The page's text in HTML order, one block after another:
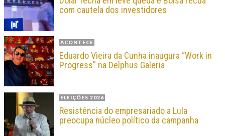
com cautela dos investidores
ACONTECE
Eduardo Vieira da Cunha inaugura “Work in
Progress” na Delphus Galeria
ELEIÇÕES 2026
Resistência do empresariado a Lula
preocupa núcleo político da campanha